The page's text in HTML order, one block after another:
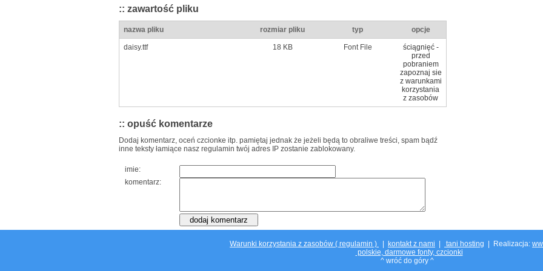
:: zawartość pliku
nazwa pliku rozmiar pliku typ opcje
daisy.ttf 18 KB Font File
ściągnięć -
przed
pobraniem
zapoznaj sie
z warunkami
korzystania
z zasobów
:: opuść komentarze
Dodaj komentarz, oceń czcionke itp. pamiętaj jednak że jeżeli będą to obraliwe treści, spam bądź
inne teksty łamiące nasz regulamin twój adres IP zostanie zablokowany.
imie:
komentarz:
Warunki korzystania z zasobów ( regulamin ) kontakt z nami tani hosting | Realizacja:
polskie, darmowe fonty, czcionki
^ wróć do góry ^